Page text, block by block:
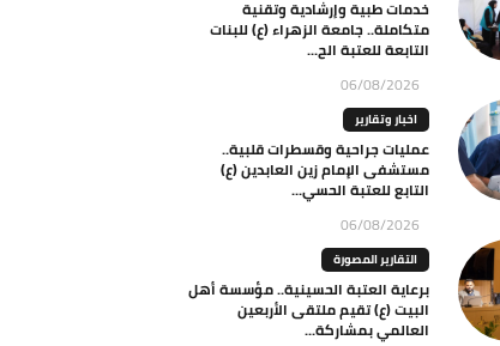
خدمات طبية وإرشادية وتقنية
متكاملة.. جامعة الزهراء (ع) للبنات
التابعة للعتبة الح...
06/08/2026
اخبار وتقارير
عمليات جراحية وقسطرات قلبية..
مستشفى الإمام زين العابدين (ع)
التابع للعتبة الحسي...
06/08/2026
التقارير المصورة
برعاية العتبة الحسينية.. مؤسسة أهل
البيت (ع) تقيم ملتقى الأربعين
العالمي بمشاركة...